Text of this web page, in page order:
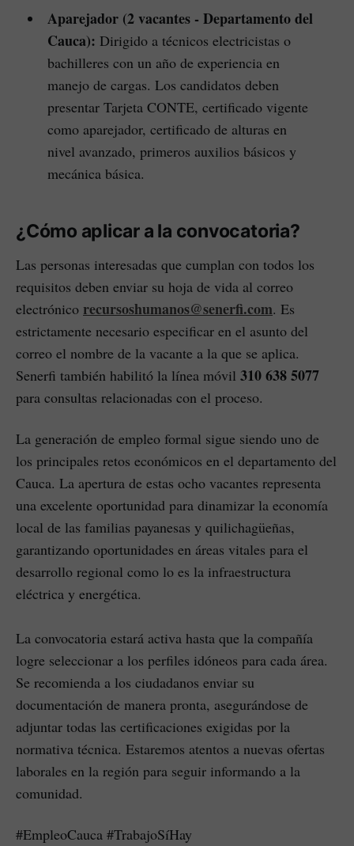
Aparejador (2 vacantes - Departamento del
Cauca): Dirigido a técnicos electricistas o
bachilleres con un año de experiencia en
manejo de cargas. Los candidatos deben
presentar Tarjeta CONTE, certificado vigente
como aparejador, certificado de alturas en
nivel avanzado, primeros auxilios básicos y
mecánica básica.
¿Cómo aplicar a la convocatoria?
Las personas interesadas que cumplan con todos los
requisitos deben enviar su hoja de vida al correo
electrónico recursoshumanos@senerfi.com. Es
estrictamente necesario especificar en el asunto del
correo el nombre de la vacante a la que se aplica.
Senerfi también habilitó la línea móvil 310 638 5077
para consultas relacionadas con el proceso.
La generación de empleo formal sigue siendo uno de
los principales retos económicos en el departamento del
Cauca. La apertura de estas ocho vacantes representa
una excelente oportunidad para dinamizar la economía
local de las familias payanesas y quilichagüeñas,
garantizando oportunidades en áreas vitales para el
desarrollo regional como lo es la infraestructura
eléctrica y energética.
La convocatoria estará activa hasta que la compañía
logre seleccionar a los perfiles idóneos para cada área.
Se recomienda a los ciudadanos enviar su
documentación de manera pronta, asegurándose de
adjuntar todas las certificaciones exigidas por la
normativa técnica. Estaremos atentos a nuevas ofertas
laborales en la región para seguir informando a la
comunidad.
#EmpleoCauca #TrabajoSíHay